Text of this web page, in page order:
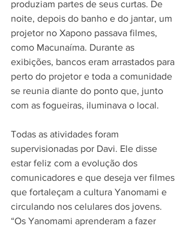
produziam partes de seus curtas. De
noite, depois do banho e do jantar, um
projetor no Xapono passava filmes,
como Macunaíma. Durante as
exibições, bancos eram arrastados para
perto do projetor e toda a comunidade
se reunia diante do ponto que, junto
com as fogueiras, iluminava o local.
Todas as atividades foram
supervisionadas por Davi. Ele disse
estar feliz com a evolução dos
comunicadores e que deseja ver filmes
que fortaleçam a cultura Yanomami e
circulando nos celulares dos jovens.
“Os Yanomami aprenderam a fazer